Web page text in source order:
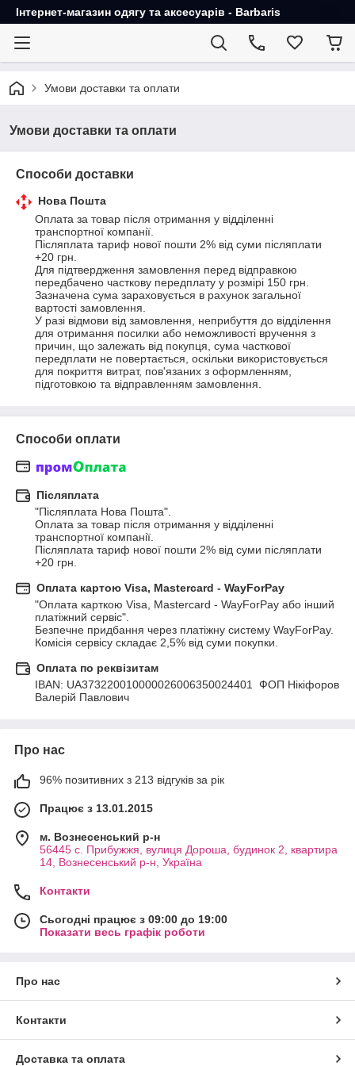
Інтернет-магазин одягу та аксесуарів - Barbaris
Умови доставки та оплати
Умови доставки та оплати
Способи доставки
Нова Пошта
Оплата за товар після отримання у відділенні
транспортної компанії.
Післяплата тариф нової пошти 2% від суми післяплати
+20 грн.
Для підтвердження замовлення перед відправкою
передбачено часткову передплату у розмірі 150 грн.
Зазначена сума зараховується в рахунок загальної
вартості замовлення.
У разі відмови від замовлення, неприбуття до відділення
для отримання посилки або неможливості вручення з
причин, що залежать від покупця, сума часткової
передплати не повертається, оскільки використовується
для покриття витрат, пов'язаних з оформленням,
підготовкою та відправленням замовлення.
Способи оплати
Післяплата
"Післяплата Нова Пошта".
Оплата за товар після отримання у відділенні
транспортної компанії.
Післяплата тариф нової пошти 2% від суми післяплати
+20 грн.
Оплата картою Visa, Mastercard - WayForPay
"Оплата карткою Visa, Mastercard - WayForPay або інший
платіжний сервіс".
Безпечне придбання через платіжну систему WayForPay.
Комісія сервісу складає 2,5% від суми покупки.
Оплата по реквізитам
IBAN: UA373220010000026006350024401  ФОП Нікіфоров
Валерій Павлович
Про нас
96% позитивних з 213 відгуків за рік
Працює з 13.01.2015
м. Вознесенський р-н
56445 с. Прибужжя, вулиця Дороша, будинок 2, квартира
14, Вознесенський р-н, Україна
Контакти
Сьогодні працює з 09:00 до 19:00
Показати весь графік роботи
Про нас
Контакти
Доставка та оплата